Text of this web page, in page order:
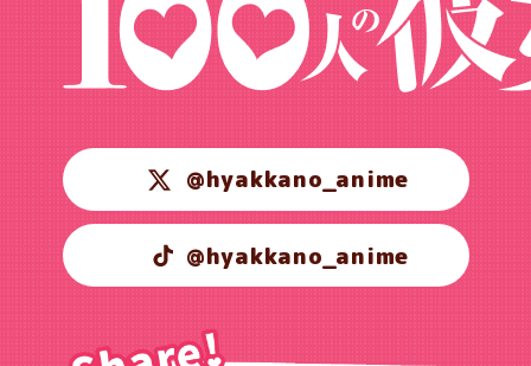
@hyakkano_anime
@hyakkano_anime